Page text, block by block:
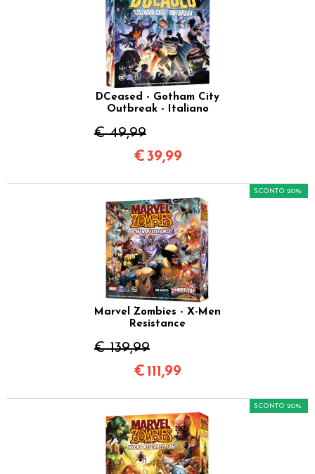
DCeased - Gotham City
Outbreak - Italiano
€ 49,99
€39,99
Marvel Zombies - X-Men
Resistance
€ 139,99
SCONTO 20%
€ 111,99
SCONTO 20%